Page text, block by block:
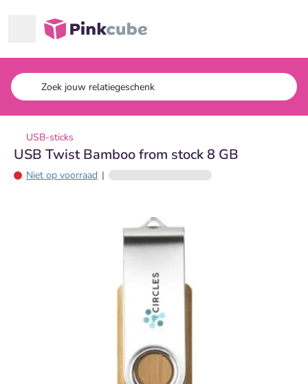
Pinkcube
USB-sticks
USB Twist Bamboo from stock 8 GB
Niet op voorraad |